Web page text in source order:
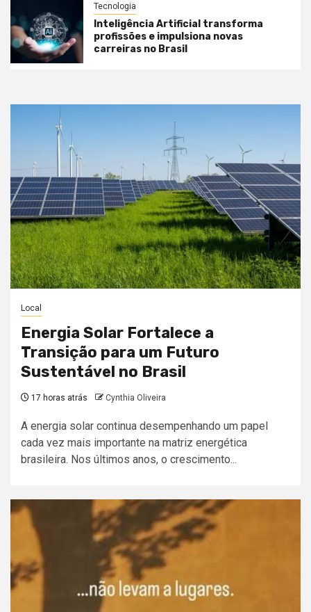
Tecnologia
Inteligência Artificial transforma
profissões e impulsiona novas
carreiras no Brasil
Local
Energia Solar Fortalece a
Transição para um Futuro
Sustentável no Brasil
17 horas atrás Cynthia Oliveira
A energia solar continua desempenhando um papel
cada vez mais importante na matriz energética
brasileira. Nos últimos anos, o crescimento...